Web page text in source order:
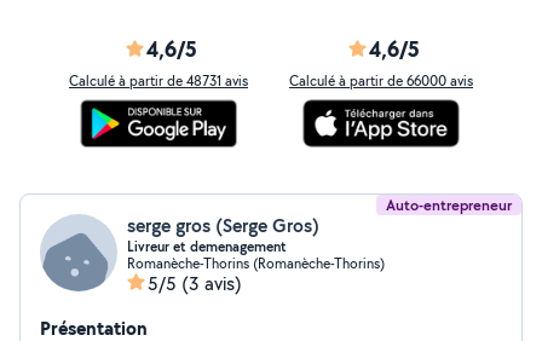
4,6/5
Calculé à partir de 48731 avis
4,6/5
Calculé à partir de 66000 avis
Auto-entrepreneur
serge gros (Serge Gros)
Livreur et demenagement
Romanèche-Thorins (Romanèche-Thorins)
5/5 (3 avis)
Présentation